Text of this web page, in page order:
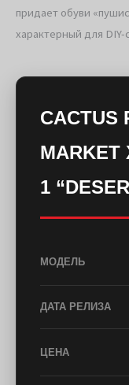
придает обуви
характерный для DIY-
CACTUS
MARKET
1
МОДЕЛЬ
ДАТА РЕЛИЗА
ЦЕНА